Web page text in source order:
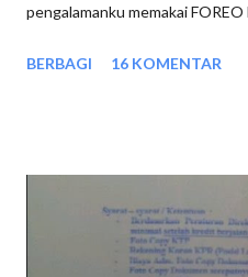
pengalamanku memakai
menggunakan FOREO LUNA
Sebelum aku memulai cuci
cleansing water dengan
barulah aku mulai
BERBAGI 16 KOMENTAR